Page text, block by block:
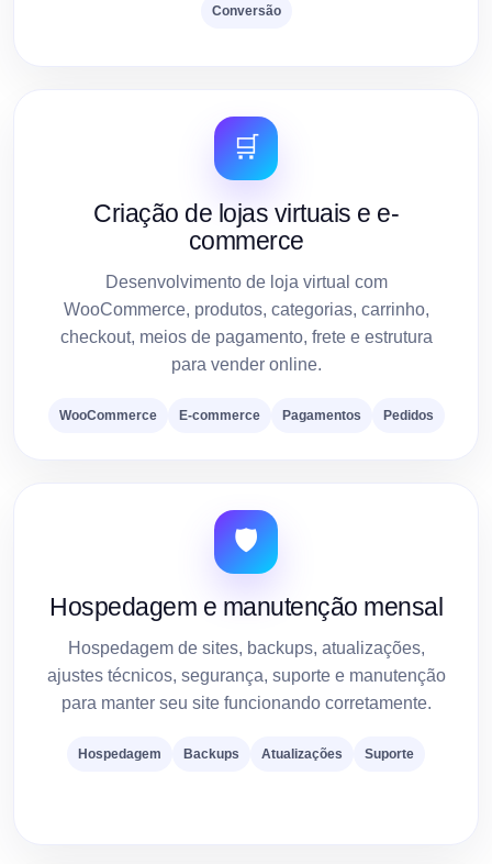
Conversão
🛒
Criação de lojas virtuais e e-
commerce
Desenvolvimento de loja virtual com
WooCommerce, produtos, categorias, carrinho,
checkout, meios de pagamento, frete e estrutura
para vender online.
WooCommerce E-commerce Pagamentos Pedidos
🛡️
Hospedagem e manutenção mensal
Hospedagem de sites, backups, atualizações,
ajustes técnicos, segurança, suporte e manutenção
para manter seu site funcionando corretamente.
Hospedagem Backups Atualizações Suporte